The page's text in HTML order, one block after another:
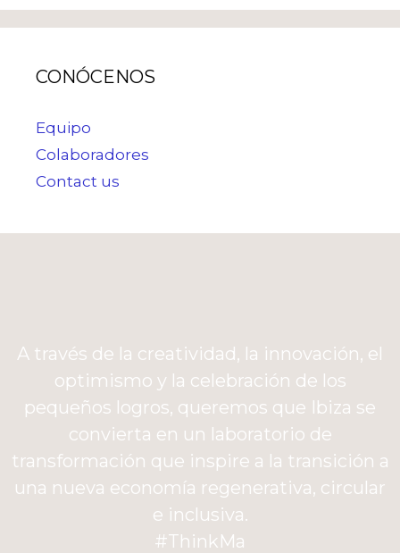
CONÓCENOS
Equipo
Colaboradores
Contact us
A través de la creatividad, la innovación, el
optimismo y la celebración de los
pequeños logros, queremos que Ibiza se
convierta en un laboratorio de
transformación que inspire a la transición a
una nueva economía regenerativa, circular
e inclusiva.
#ThinkMa